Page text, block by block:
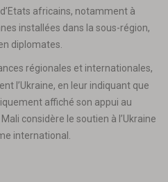
africains, notamment à
installées dans la sous-région,
diplomates.
régionales et internationales,
l’Ukraine, en leur indiquant que
affiché son appui au
considère le soutien à l’Ukraine
international.